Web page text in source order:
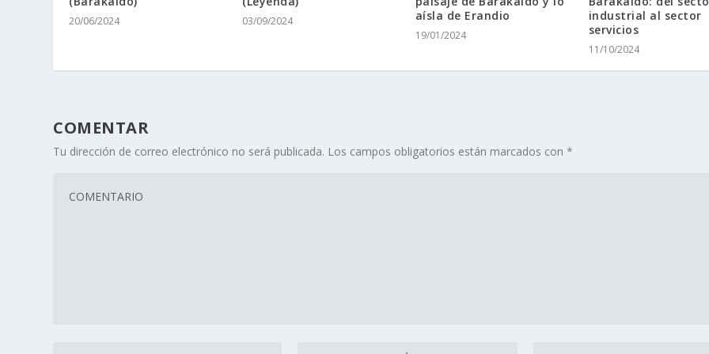
20/06/2024 03/09/2024
aísla de Erandio
19/01/2024
industrial al sector
servicios
11/10/2024
COMENTAR
Tu dirección de correo electrónico no será publicada. Los campos obligatorios están marcados con*